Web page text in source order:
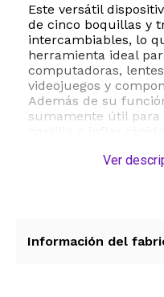
Este versátil
de cinco boquillas y
intercambiables, lo
herramienta ideal
computadoras,
videojuegos y
Además de su
sumamente útil para
enciende de forma
capacidad de 7500
Ver
Información del